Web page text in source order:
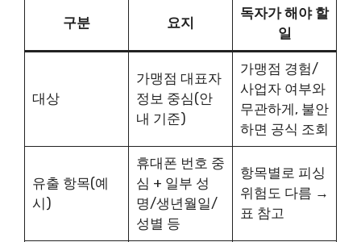
구분 요지
독자가 해야 할
일
대상
가맹점 대표자
정보 중심(안
내 기준)
가맹점 경험/
사업자 여부와
무관하게, 불안
하면 공식 조회
유출 항목(예
시)
휴대폰 번호 중
심 + 일부 성
명/생년월일/
성별 등
항목별로 피싱
위험도 다름 →
표 참고